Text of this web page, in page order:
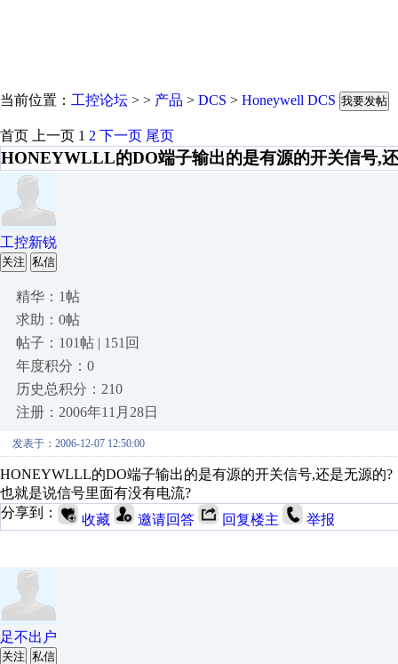
当前位置： 工控论坛 > > 产品 > DCS > Honeywell DCS 我要发帖
首页 上一页 1 2 下一页 尾页
HONEYWLLL的DO端子输出的是有源的开关信号,
工控新锐
关注 私信
精华：1帖
求助：0帖
帖子：101帖 | 151回
年度积分：0
历史总积分：210
注册：2006年11月28日
发表于：2006-12-07 12:50:00
HONEYWLLL的DO端子输出的是有源的开关信号,还是无源的?
也就是说信号里面有没有电流?
分享到：
收藏 邀请回答 回复楼主 举报
足不出户
关注 私信